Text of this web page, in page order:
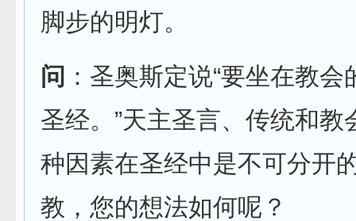
脚步的明灯。
问 ：圣奥斯定说“要坐在教
圣经。”天主圣言、传统和教
种因素在圣经中是不可分开
教，您的想法如何呢？